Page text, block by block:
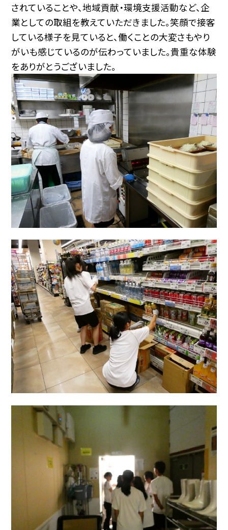
されていることや、地域貢献・環境支援活動など、企
業としての取組を教えていただきました。笑顔で接客
している様子を見ていると、働くことの大変さもやり
がいも感じているのが伝わっていました。貴重な体験
をありがとうございました。